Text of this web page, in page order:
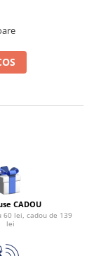
CADOU
60 lei, cadou de 139
lei